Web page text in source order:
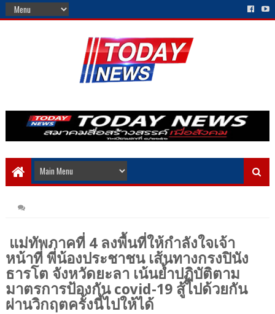
แม่ทัพภาคที่ 4 ลงพื้นที่ให้กำลังใจเจ้า
หน้าที่ พี่น้องประชาชน เส้นทางกรงปินัง
ธารโต จังหวัดยะลา เน้นย้ำปฏิบัติตาม
มาตรการป้องกัน covid-19 สู้ไปด้วยกัน
ผ่านวิกฤตครั้งนี้ไปให้ได้